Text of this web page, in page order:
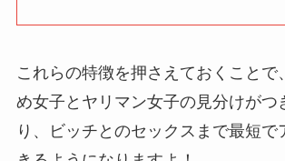
これらの特徴を押さえておくことで
め女子とヤリマン女子の見分けがつ
り、ビッチとのセックスまで最短で